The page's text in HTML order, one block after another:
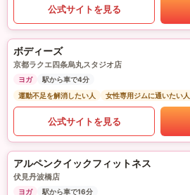
公式サイトを見る
ボディーズ
京都ラクエ四条烏丸スタジオ店
ヨガ
駅から車で4分
運動不足を解消したい人
女性専用ジムに通いたい人
公式サイトを見る
アルペンクイックフィットネス
伏見丹波橋店
ヨガ 駅から車で16分